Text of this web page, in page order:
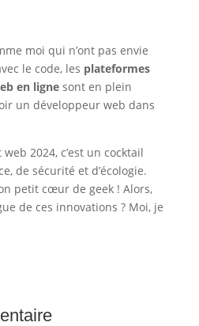
moi qui n’ont pas envie
le code, les plateformes
en lignesont en plein
un développeur web dans
2024, c’est un cocktail
de sécurité et d’écologie.
petit cœur de geek ! Alors,
de ces innovations ? Moi, je